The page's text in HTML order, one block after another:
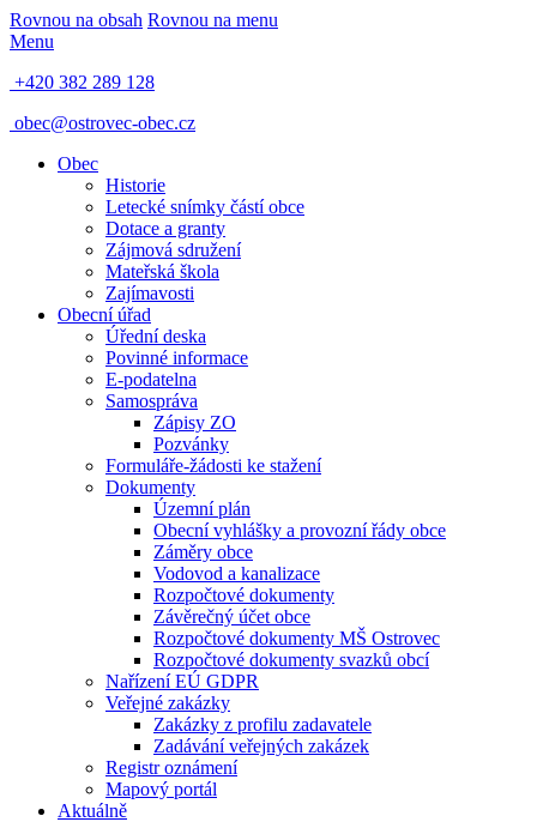
Rovnou na obsah Rovnou na menu
Menu
+420 382 289 128
obec@ostrovec-obec.cz
Obec
Historie
Letecké snímky částí obce
Dotace a granty
Zájmová sdružení
Mateřská škola
Zajímavosti
Obecní úřad
Úřední deska
Povinné informace
E-podatelna
Samospráva
Zápisy ZO
Pozvánky
Formuláře-žádosti ke stažení
Dokumenty
Územní plán
Obecní vyhlášky a provozní řády obce
Záměry obce
Vodovod a kanalizace
Rozpočtové dokumenty
Závěrečný účet obce
Rozpočtové dokumenty MŠ Ostrovec
Rozpočtové dokumenty svazků obcí
Nařízení EÚ GDPR
Veřejné zakázky
Zakázky z profilu zadavatele
Zadávání veřejných zakázek
Registr oznámení
Mapový portál
Aktuálně